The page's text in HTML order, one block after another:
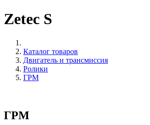
Zetec S
Каталог товаров
Двигатель и трансмиссия
Ролики
ГРМ
ГРМ